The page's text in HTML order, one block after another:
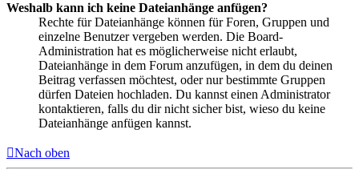
Weshalb kann ich keine Dateianhänge anfügen?
Rechte für Dateianhänge können für Foren, Gruppen und
einzelne Benutzer vergeben werden. Die Board-
Administration hat es möglicherweise nicht erlaubt,
Dateianhänge in dem Forum anzufügen, in dem du deinen
Beitrag verfassen möchtest, oder nur bestimmte Gruppen
dürfen Dateien hochladen. Du kannst einen Administrator
kontaktieren, falls du dir nicht sicher bist, wieso du keine
Dateianhänge anfügen kannst.
Nach oben